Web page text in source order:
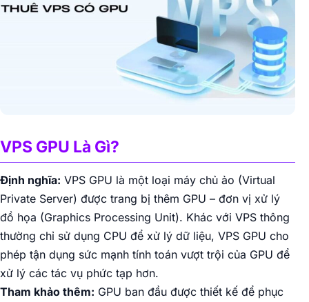
VPS GPU Là Gì?
Định nghĩa: VPS GPU là một loại máy chủ ảo (Virtual
Private Server) được trang bị thêm GPU – đơn vị xử lý
đồ họa (Graphics Processing Unit). Khác với VPS thông
thường chỉ sử dụng CPU để xử lý dữ liệu, VPS GPU cho
phép tận dụng sức mạnh tính toán vượt trội của GPU để
xử lý các tác vụ phức tạp hơn.
Tham khảo thêm: GPU ban đầu được thiết kế để phục